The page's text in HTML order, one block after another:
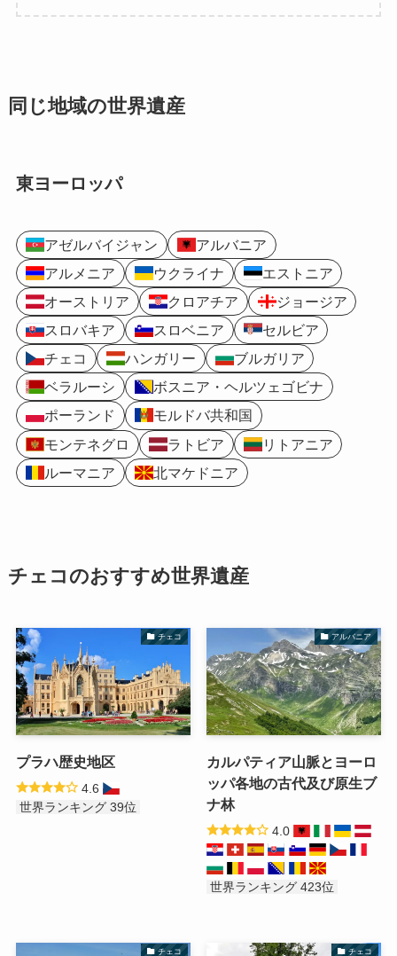
同じ地域の世界遺産
東ヨーロッパ
アゼルバイジャン
アルバニア
アルメニア
ウクライナ
エストニア
オーストリア
クロアチア
ジョージア
スロバキア
スロベニア
セルビア
チェコ
ハンガリー
ブルガリア
ベラルーシ
ボスニア・ヘルツェゴビナ
ポーランド
モルドバ共和国
モンテネグロ
ラトビア
リトアニア
ルーマニア
北マケドニア
チェコのおすすめ世界遺産
チェコ
プラハ歴史地区
4.6
世界ランキング 39位
アルバニア
カルパティア山脈とヨーロ
ッパ各地の古代及び原生ブ
ナ林
4.0
世界ランキング 423位
チェコ チェコ